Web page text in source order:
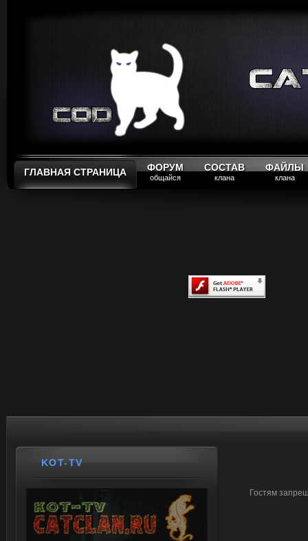
ГЛАВНАЯ СТРАНИЦА ФОРУМ
общайся
СОСТАВ
клана
ФАЙЛЫ
клана
Гостям
KOT-TV